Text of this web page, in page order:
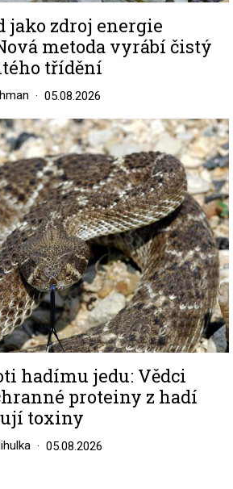
jako zdroj energie
metoda vyrábí čistý
třídění
05.08.2026
hadímu jedu: Vědci
proteiny z hadí
toxiny
05.08.2026